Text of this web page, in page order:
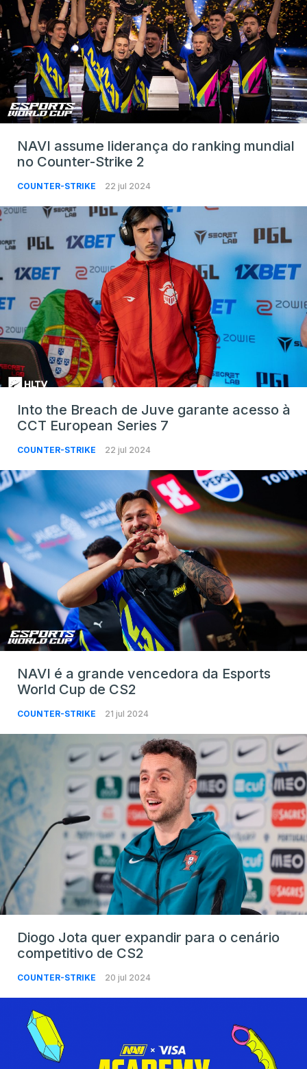
NAVI assume liderança do ranking mundial
no Counter-Strike 2
COUNTER-STRIKE 22 jul 2024
Into the Breach de Juve garante acesso à
CCT European Series 7
COUNTER-STRIKE 22 jul 2024
NAVI é a grande vencedora da Esports
World Cup de CS2
COUNTER-STRIKE 21 jul 2024
Diogo Jota quer expandir para o cenário
competitivo de CS2
COUNTER-STRIKE 20 jul 2024